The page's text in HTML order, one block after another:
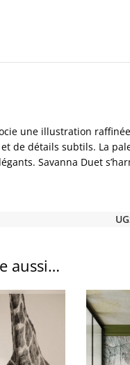
une illustration
de détails subtils. La
Savanna Duet
aussi…